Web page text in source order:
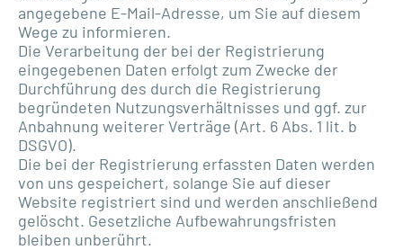
angegebene E-Mail-Adresse, um Sie auf diesem
Wege zu informieren.
Die Verarbeitung der bei der Registrierung
eingegebenen Daten erfolgt zum Zwecke der
Durchführung des durch die Registrierung
begründeten Nutzungsverhältnisses und ggf. zur
Anbahnung weiterer Verträge (Art. 6 Abs. 1 lit. b
DSGVO).
Die bei der Registrierung erfassten Daten werden
von uns gespeichert, solange Sie auf dieser
Website registriert sind und werden anschließend
gelöscht. Gesetzliche Aufbewahrungsfristen
bleiben unberührt.